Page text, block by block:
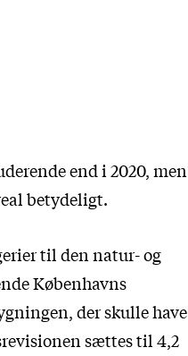
end i 2020, men
betydeligt.
til den natur- og
Københavns
der skulle have
sættes til 4,2